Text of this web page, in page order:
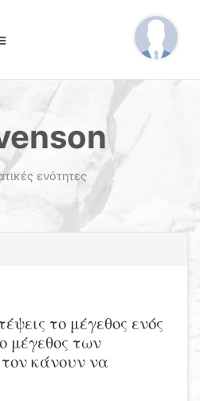
ενότητες
το μέγεθος ενός
μέγεθος των
κάνουν να